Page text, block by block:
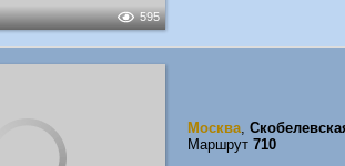
595
Москва,
Маршрут 710